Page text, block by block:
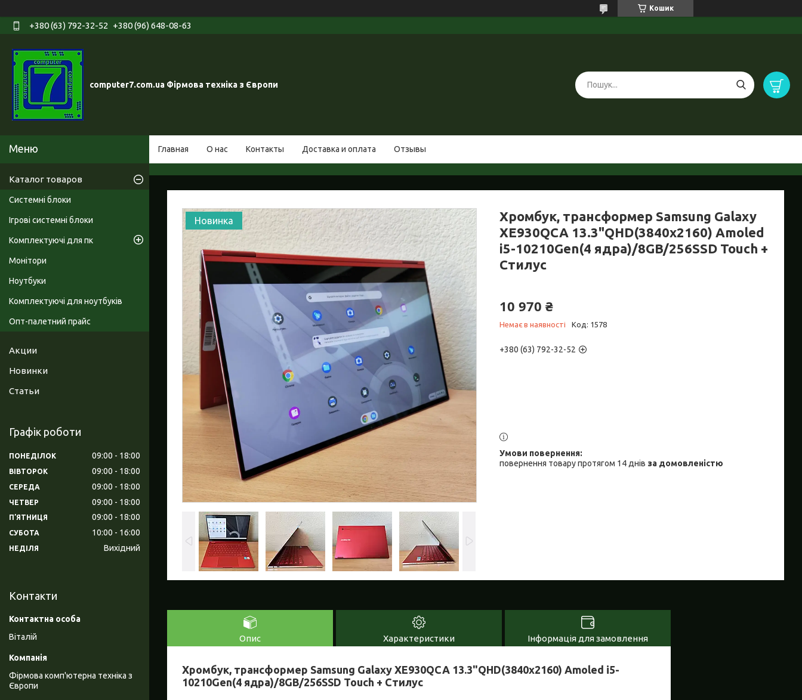
Кошик
+380 (63) 792-32-52 +380 (96) 648-08-63
computer7.com.ua Фірмова техніка з Європи
Главная О нас Контакты Доставка и оплата Отзывы
Новинка
Хромбук, трансформер Samsung Galaxy
XE930QCA 13.3"QHD(3840x2160) Amoled
i5-10210Gen(4 ядра)/8GB/256SSD Touch +
Стилус
10 970 ₴
Немає в наявності Код: 1578
+380 (63) 792-32-52
повернення товару протягом 14 днів за домовленістю
Опис Характеристики Інформація для замовлення
Хромбук, трансформер Samsung Galaxy XE930QCA 13.3"QHD(3840x2160) Amoled i5-
10210Gen(4 ядра)/8GB/256SSD Touch + Стилус
Каталог товаров
Системні блоки
Ігрові системні блоки
Комплектуючі для пк
Монітори
Ноутбуки
Комплектуючі для ноутбуків
Опт-палетний прайс
Акции
Новинки
Статьи
Графік роботи
ПОНЕДІЛОК 09:00 18:00
ВІВТОРОК 09:00 18:00
СЕРЕДА 09:00 18:00
ЧЕТВЕР 09:00 18:00
ПʼЯТНИЦЯ 09:00 18:00
СУБОТА 10:00 16:00
НЕДІЛЯ Вихідний
Контакти
Віталій
Фірмова комп'ютерна техніка з
Європи